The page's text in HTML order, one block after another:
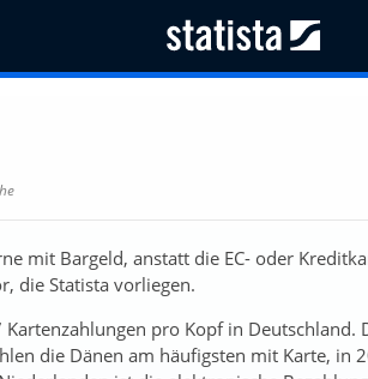
mit Bargeld, anstatt die EC- oder
die Statista vorliegen.
pro Kopf in
die Dänen am häufigsten mit Karte, in